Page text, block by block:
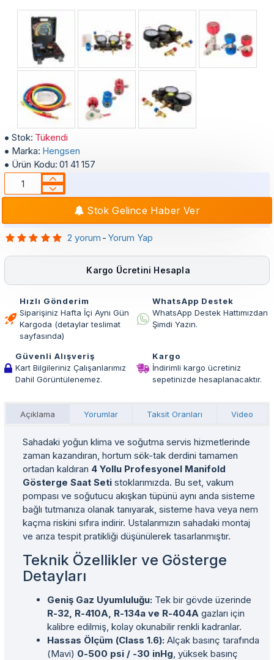
Stok: Tükendi
Marka: Hengsen
Ürün Kodu: 01 41 157
2 yorum - Yorum Yap
Stok Gelince Haber Ver
Kargo Ücretini Hesapla
Hızlı Gönderim
Siparişiniz Hafta İçi Aynı Gün
Kargoda (detaylar teslimat
sayfasında)
WhatsApp Destek
WhatsApp Destek Hattımızdan
Şimdi Yazın.
Güvenli Alışveriş
Kart Bilgileriniz Çalışanlarımız
Dahil Görüntülenemez.
Kargo
İndirimli kargo ücretiniz
sepetinizde hesaplanacaktır.
Açıklama Yorumlar Taksit Oranları Video
Sahadaki yoğun klima ve soğutma servis hizmetlerinde
zaman kazandıran, hortum sök-tak derdini tamamen
ortadan kaldıran 4 Yollu Profesyonel Manifold
Gösterge Saat Seti stoklarımızda. Bu set, vakum
pompası ve soğutucu akışkan tüpünü aynı anda sisteme
bağlı tutmanıza olanak tanıyarak, sisteme hava veya nem
kaçma riskini sıfıra indirir. Ustalarımızın sahadaki montaj
ve arıza tespit pratikliği düşünülerek tasarlanmıştır.
Teknik Özellikler ve Gösterge
Detayları
Geniş Gaz Uyumluluğu: Tek bir gövde üzerinde
R-32, R-410A, R-134a ve R-404A gazları için
kalibre edilmiş, kolay okunabilir renkli kadranlar.
Hassas Ölçüm (Class 1.6): Alçak basınç tarafında
(Mavi) 0-500 psi / -30 inHg, yüksek basınç